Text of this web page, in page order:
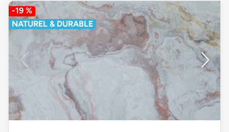
-19 %
NATUREL & DURABLE